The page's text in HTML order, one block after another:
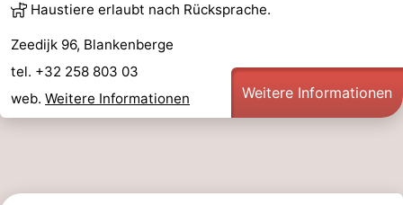
Haustiere erlaubt nach Rücksprache.
Zeedijk 96, Blankenberge
tel. +32 258 803 03
web. Weitere Informationen Weitere Informationen